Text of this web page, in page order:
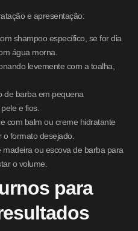
e apresentação:
shampoo específico, se for dia
água morna.
levemente com a toalha,
de barba em pequena
e fios.
com balm ou creme hidratante
o formato desejado.
madeira ou escova de barba para
o volume.
para